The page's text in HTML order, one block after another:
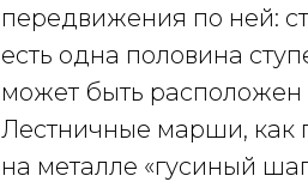
передвижения по ней:
есть одна половина
может быть расположен
Лестничные марши, как
на металле «гусиный